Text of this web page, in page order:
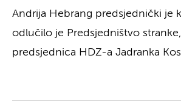
Andrija Hebrang predsjednički je
odlučilo je Predsjedništvo
predsjednica HDZ-a Jadranka